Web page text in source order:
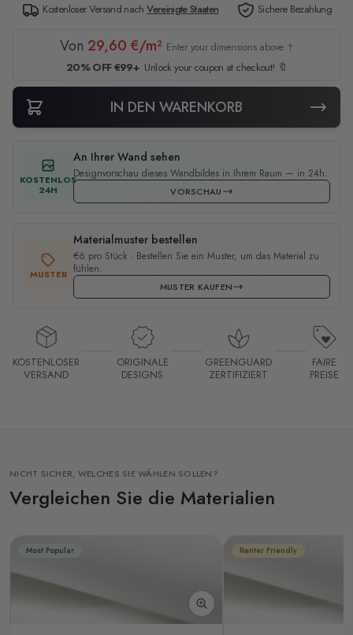
Kostenloser Versand nachVereinigte Staaten Sichere Bezahlung
Von 29,60 €/m² Enter your dimensions above ↑
20% OFF €99+ Unlock your coupon at checkout! 🔖
IN DEN WARENKORB
KOSTENLOS
24H
An Ihrer Wand sehen
Designvorschau dieses Wandbildes in Ihrem Raum — in 24h.
VORSCHAU
MUSTER
Materialmuster bestellen
€6 pro Stück · Bestellen Sie ein Muster, um das Material zu
fühlen.
MUSTER KAUFEN
KOSTENLOSER
VERSAND
ORIGINALE
DESIGNS
GREENGUARD
ZERTIFIZIERT
FAIRE
PREISE
NICHT SICHER, WELCHES SIE WÄHLEN SOLLEN?
Vergleichen Sie die Materialien
Most Popular Renter Friendly